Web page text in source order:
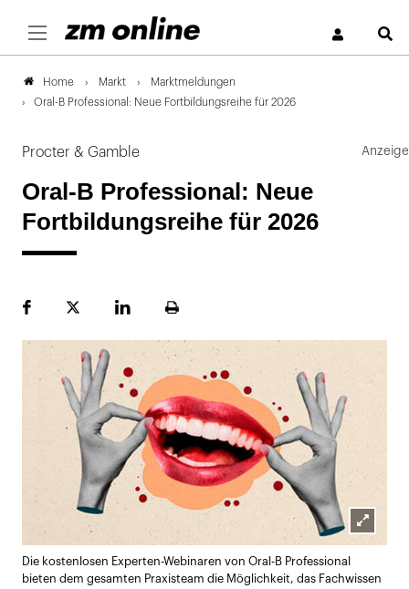
Home Markt
Marktmeldungen
Oral-B Professional: Neue Fortbildungsreihe für 2026
Procter & Gamble
Oral-B Professional: Neue
Fortbildungsreihe für 2026
FacebookPlattformLinekdInSeite
Lightbox
öffnen
Die kostenlosen Experten-Webinaren von Oral-B Professional
bieten dem gesamten Praxisteam die Möglichkeit, das Fachwissen